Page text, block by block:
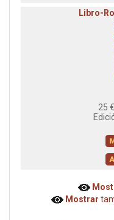
Libro-
25
Mostrar